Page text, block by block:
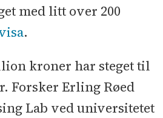
med litt over 200
.
kroner har steget til
Forsker Erling Røed
Lab ved universitetet